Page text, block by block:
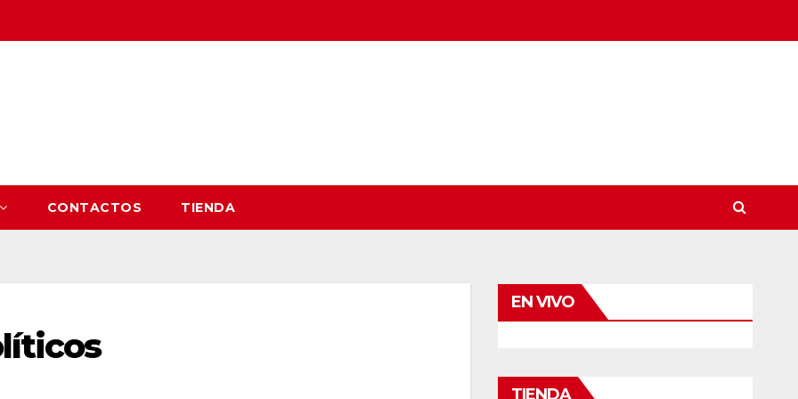
CONTACTOS TIENDA
EN VIVO
TIENDA